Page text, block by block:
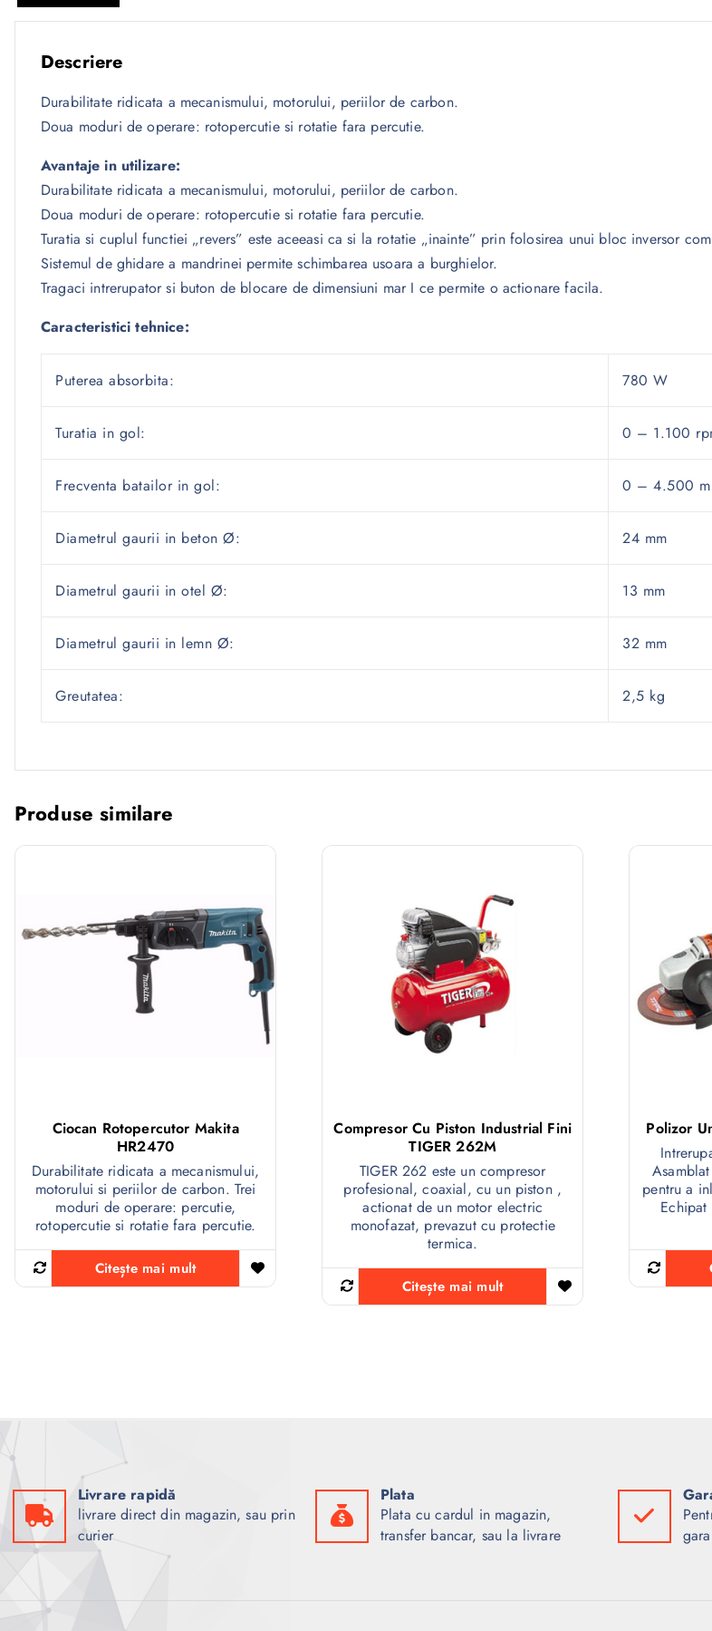
Descriere
Durabilitate ridicata a mecanismului, motorului, periilor de carbon.
Doua moduri de operare: rotopercutie si rotatie fara percutie.
Avantaje in utilizare:
Durabilitate ridicata a mecanismului, motorului, periilor de carbon.
Doua moduri de operare: rotopercutie si rotatie fara percutie.
Turatia si cuplul functiei „revers” este aceeasi ca si la rotatie „inainte” prin folosirea unui bloc inversor
Sistemul de ghidare a mandrinei permite schimbarea usoara a burghielor.
Tragaci intrerupator si buton de blocare de dimensiuni mar I ce permite o actionare facila.
Caracteristici tehnice:
Puterea absorbita: 780 W
Turatia in gol: 0 – 1.100
Frecventa batailor in gol: 0 – 4.500
Diametrul gaurii in beton Ø: 24 mm
Diametrul gaurii in otel Ø: 13 mm
Diametrul gaurii in lemn Ø: 32 mm
Greutatea: 2,5 kg
Produse similare
Ciocan Rotopercutor Makita
HR2470
Durabilitate ridicata a mecanismului,
motorului si periilor de carbon. Trei
moduri de operare: percutie,
rotopercutie si rotatie fara percutie.
Citește mai mult
Compresor Cu Piston Industrial Fini
TIGER 262M
TIGER 262 este un compresor
profesional, coaxial, cu un piston ,
actionat de un motor electric
monofazat, prevazut cu protectie
termica.
Citește mai mult
Polizor
pentru a
Livrare rapidă
livrare direct din magazin, sau prin
curier
Plata
Plata cu cardul in magazin,
transfer bancar, sau la livrare